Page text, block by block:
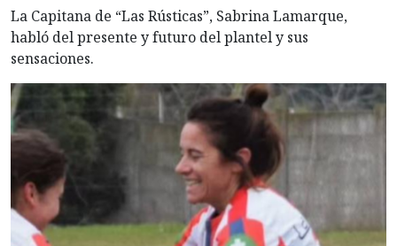
La Capitana de “Las Rústicas”, Sabrina Lamarque,
habló del presente y futuro del plantel y sus
sensaciones.